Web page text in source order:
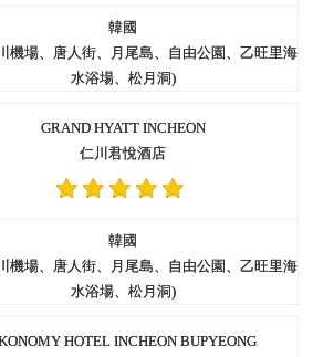
韓國
機場、唐人街、月尾島、自由公園、乙旺里海
水浴場、松月洞)
GRAND HYATT INCHEON
仁川君悅酒店
韓國
機場、唐人街、月尾島、自由公園、乙旺里海
水浴場、松月洞)
HOTEL INCHEON BUPYEONG